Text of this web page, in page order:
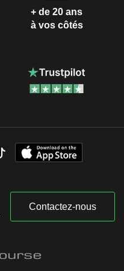
+ de 20 ans
à vos côtés
Contactez-nous